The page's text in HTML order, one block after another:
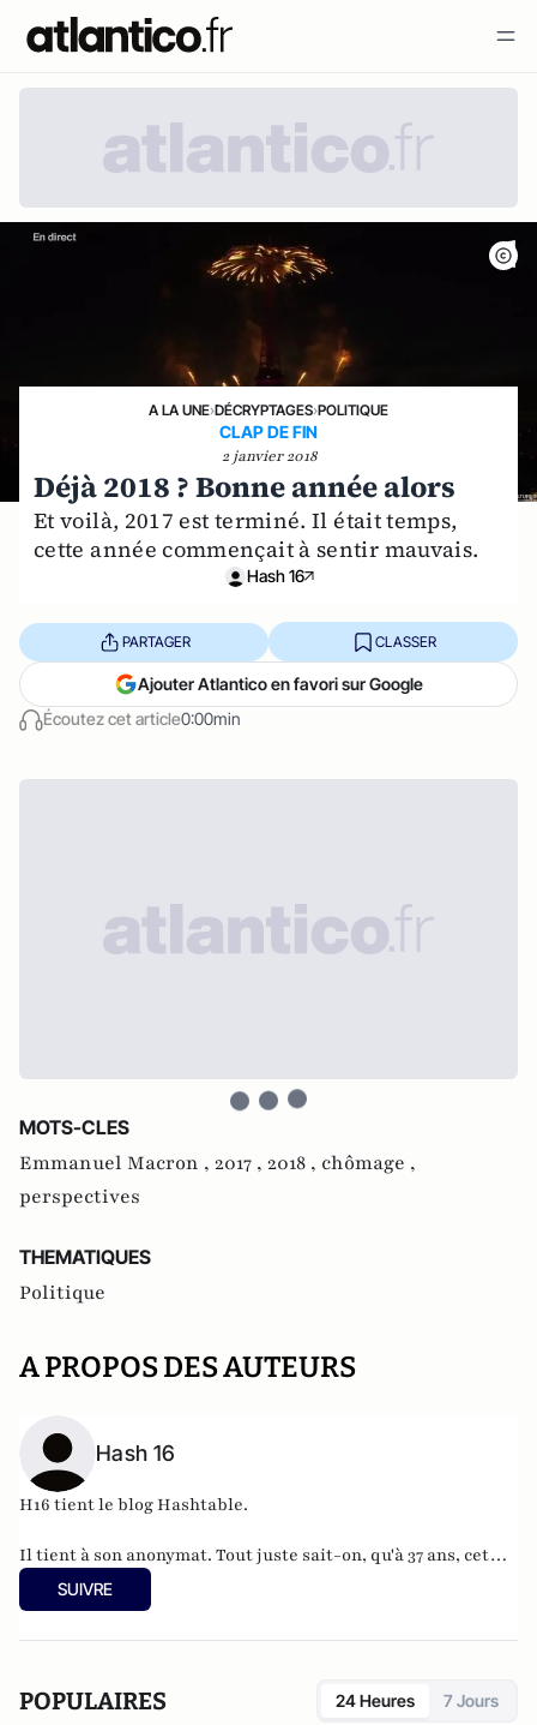
A LA UNE›DÉCRYPTAGES›POLITIQUE
CLAP DE FIN
2 janvier 2018
Déjà 2018 ? Bonne année alors
Et voilà, 2017 est terminé. Il était temps,
cette année commençait à sentir mauvais.
Hash 16
Écoutez cet article0:00min
PARTAGER CLASSER
Ajouter Atlantico en favori sur Google
MOTS-CLES
Emmanuel Macron , 2017 , 2018 , chômage ,
perspectives
THEMATIQUES
Politique
A PROPOS DES AUTEURS
Hash 16
H16 tient le blogHashtable.
Il tient à son anonymat. Tout juste sait-on, qu'à 37 ans, cet
informaticien à l'humour acerbe habite en Belgique et
travaille pour"une grosse boutique qui produit, gère et
SUIVRE
POPULAIRES 24 Heures 7 Jours